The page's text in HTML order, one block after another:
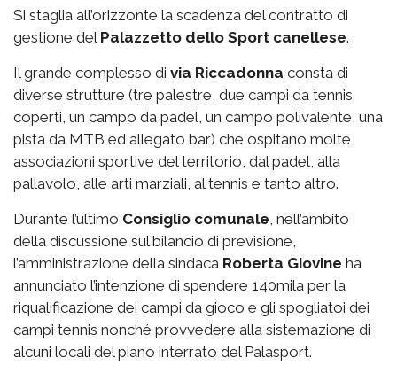
Si staglia all’orizzonte la scadenza del contratto di
gestione del Palazzetto dello Sport canellese.
Il grande complesso di via Riccadonna consta di
diverse strutture (tre palestre, due campi da tennis
coperti, un campo da padel, un campo polivalente, una
pista da MTB ed allegato bar) che ospitano molte
associazioni sportive del territorio, dal padel, alla
pallavolo, alle arti marziali, al tennis e tanto altro.
Durante l’ultimo Consiglio comunale, nell’ambito
della discussione sul bilancio di previsione,
l’amministrazione della sindaca Roberta Giovine ha
annunciato l’intenzione di spendere 140mila per la
riqualificazione dei campi da gioco e gli spogliatoi dei
campi tennis nonché provvedere alla sistemazione di
alcuni locali del piano interrato del Palasport.